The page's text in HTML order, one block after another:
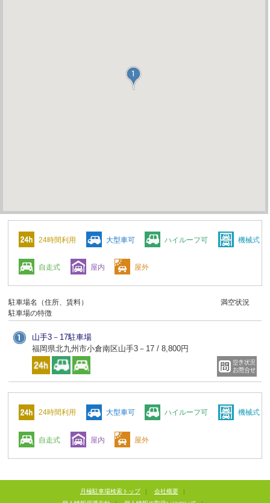
24時間利用 大型車可 ハイルーフ可 機械式
自走式 屋内 屋外
駐車場名（住所、賃料）
駐車場の特徴
満空状況
山手3－17駐車場
福岡県北九州市小倉南区山手3－17 / 8,800円
24時間利用 大型車可 ハイルーフ可 機械式
自走式 屋内 屋外
月極駐車場検索トップ | 会社概要
|